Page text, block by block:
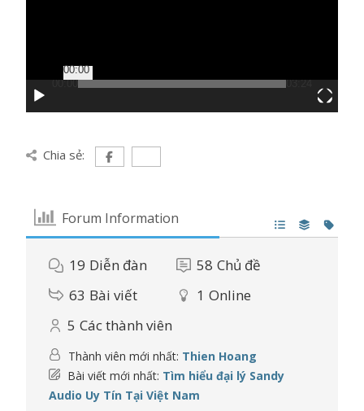
00:00
00:00
03:24
Chia sẻ:
Forum Information
19 Diễn đàn 58 Chủ đề
63 Bài viết 1 Online
5 Các thành viên
Thành viên mới nhất: Thien Hoang
Bài viết mới nhất: Tìm hiểu đại lý Sandy
Audio Uy Tín Tại Việt Nam